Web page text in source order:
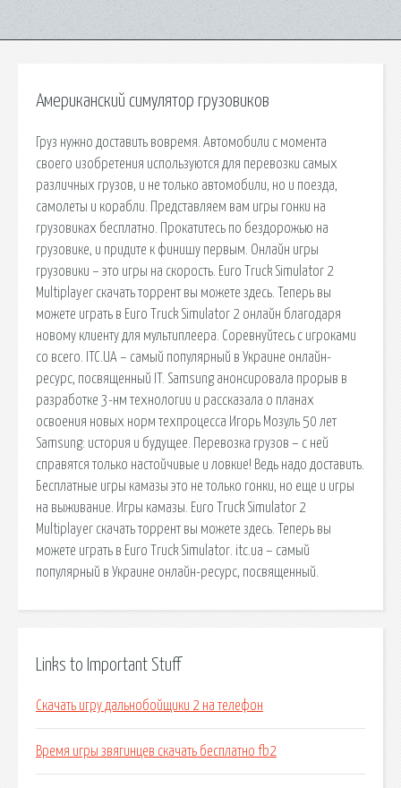
Американский симулятор грузовиков
Груз нужно доставить вовремя. Автомобили с момента
своего изобретения используются для перевозки самых
различных грузов, и не только автомобили, но и поезда,
самолеты и корабли. Представляем вам игры гонки на
грузовиках бесплатно. Прокатитесь по бездорожью на
грузовике, и придите к финишу первым. Онлайн игры
грузовики – это игры на скорость. Euro Truck Simulator 2
Multiplayer скачать торрент вы можете здесь. Теперь вы
можете играть в Euro Truck Simulator 2 онлайн благодаря
новому клиенту для мультиплеера. Соревнуйтесь с игроками
со всего. ITC.UA – самый популярный в Украине онлайн-
ресурс, посвященный IT. Samsung анонсировала прорыв в
разработке 3-нм технологии и рассказала о планах
освоения новых норм техпроцесса Игорь Мозуль 50 лет
Samsung: история и будущее. Перевозка грузов – с ней
справятся только настойчивые и ловкие! Ведь надо доставить.
Бесплатные игры камазы это не только гонки, но еще и игры
на выживание. Игры камазы. Euro Truck Simulator 2
Multiplayer скачать торрент вы можете здесь. Теперь вы
можете играть в Euro Truck Simulator. itc.ua – самый
популярный в Украине онлайн-ресурс, посвященный.
Links to Important Stuff
Скачать игру дальнобойщики 2 на телефон
Время игры звягинцев скачать бесплатно fb2